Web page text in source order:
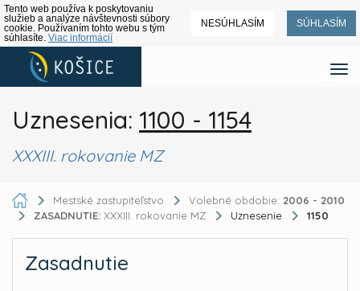
Tento web používa k poskytovaniu
služieb a analýze návštevnosti súbory
cookie. Používaním tohto webu s tým
súhlasíte. Viac informácií
NESÚHLASÍM SÚHLASÍM
Uznesenia: 1100 - 1154
XXXIII. rokovanie MZ
Mestské zastupiteľstvo Volebné obdobie: 2006 - 2010
ZASADNUTIE: XXXIII. rokovanie MZ Uznesenie 1150
Zasadnutie